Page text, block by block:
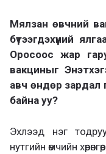
Мялзан өвчний
бүтээгдэхүүний
Оросоос жар
вакциныг
авч өндөр зардал
байна уу?
Эхлээд нэг
нутгийн өмчийн